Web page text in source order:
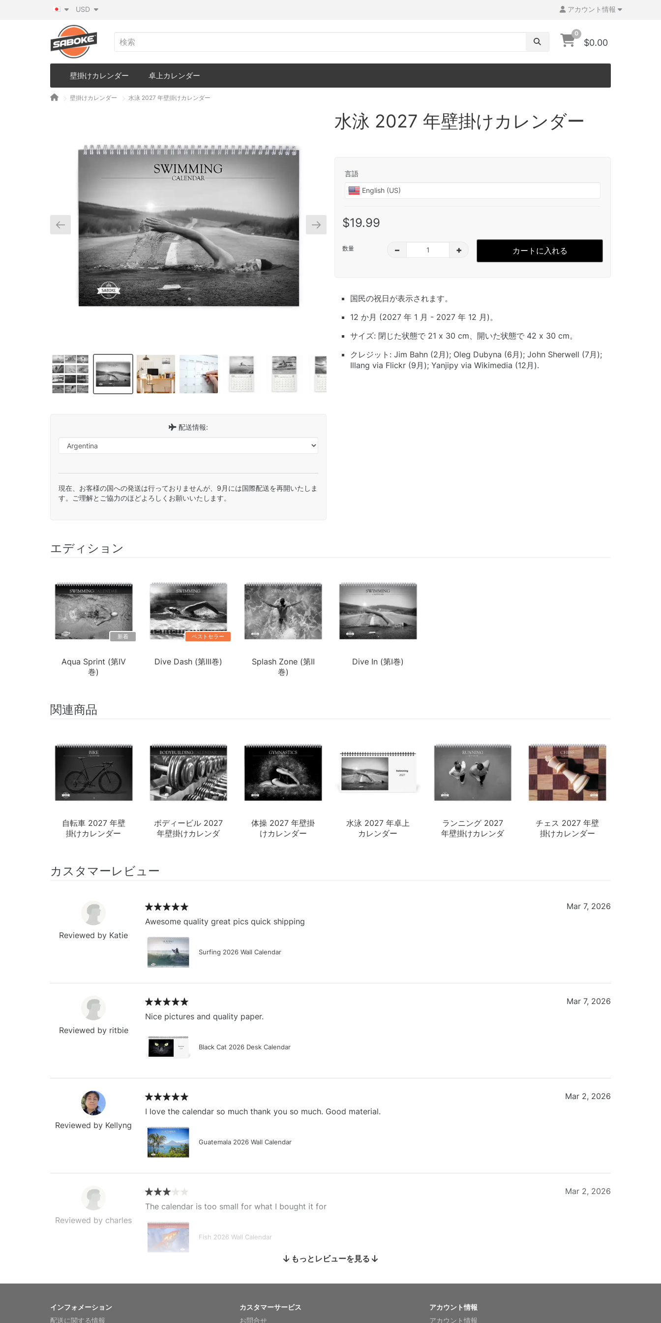
アカウント情報
USD
0
$0.00
壁掛けカレンダー 卓上カレンダー
壁掛けカレンダー 水泳 2027 年壁掛けカレンダー
配送情報:
現在、お客様の国への発送は行っておりませんが、9月には国際配送を再開いたしま
す。ご理解とご協力のほどよろしくお願いいたします。
水泳 2027 年壁掛けカレンダー
言語
$19.99
数量 – + カートに入れる
国民の祝日が表示されます。
12 か月 (2027 年 1 月 - 2027 年 12 月)。
サイズ: 閉じた状態で 21 x 30 cm、開いた状態で 42 x 30 cm。
クレジット: Jim Bahn (2月); Oleg Dubyna (6月); John Sherwell (7月);
Illang via Flickr (9月); Yanjipy via Wikimedia (12月).
エディション
新着
Aqua Sprint (第IV
巻)
ベストセラー
Dive Dash (第III巻)
Splash Zone (第II
巻)
Dive In (第I巻)
関連商品
自転車 2027 年壁
掛けカレンダー
ボディービル 2027
年壁掛けカレンダ
体操 2027 年壁掛
けカレンダー
水泳 2027 年卓上
カレンダー
ランニング 2027
年壁掛けカレンダ
チェス 2027 年壁
掛けカレンダー
カスタマーレビュー
Reviewed by Katie
Awesome quality great pics quick shipping
Surfing 2026 Wall Calendar
Mar 7, 2026
Reviewed by ritbie
Nice pictures and quality paper.
Black Cat 2026 Desk Calendar
Mar 7, 2026
Reviewed by Kellyng
I love the calendar so much thank you so much. Good material.
Guatemala 2026 Wall Calendar
Mar 2, 2026
Reviewed by charles
The calendar is too small for what I bought it for
Fish 2026 Wall Calendar
Mar 2, 2026
Reviewed by Anne
Feb 20, 2026
もっとレビューを見る
インフォメーション
配送に関する情報
カスタマーサービス
お問合せ
アカウント情報
アカウント情報